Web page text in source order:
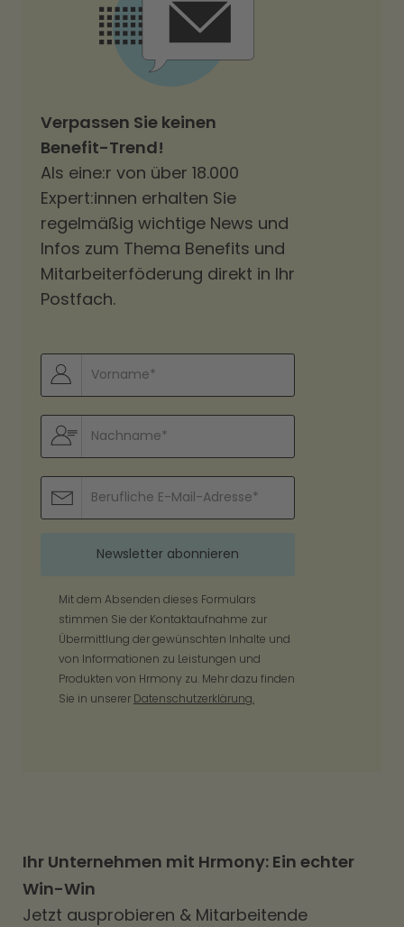
Verpassen Sie keinen
Benefit-Trend!
Als eine:r von über 18.000
Expert:innen erhalten Sie
regelmäßig wichtige News und
Infos zum Thema Benefits und
Mitarbeiterföderung direkt in Ihr
Postfach.
Mit dem Absenden dieses Formulars
stimmen Sie der Kontaktaufnahme zur
Übermittlung der gewünschten Inhalte und
von Informationen zu Leistungen und
Produkten von Hrmony zu. Mehr dazu finden
Sie in unserer Datenschutzerklärung.
Ihr Unternehmen mit Hrmony: Ein echter
Win-Win
Jetzt ausprobieren & Mitarbeitende